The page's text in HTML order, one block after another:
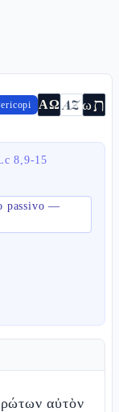
ΑΩ AZωת
8,9-15
passivo —
αὐτὸν